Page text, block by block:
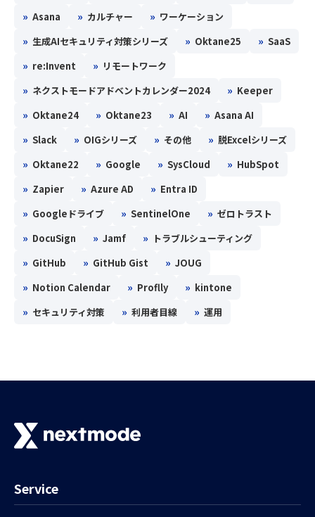
» Asana » カルチャー » ワーケーション
» 生成AIセキュリティ対策シリーズ » Oktane25 » SaaS
» re:Invent » リモートワーク
» ネクストモードアドベントカレンダー2024 » Keeper
» Oktane24 » Oktane23 » AI » Asana AI
» Slack » OIGシリーズ » その他 » 脱Excelシリーズ
» Oktane22 » Google » SysCloud » HubSpot
» Zapier » Azure AD » Entra ID
» Googleドライブ » SentinelOne » ゼロトラスト
» DocuSign » Jamf » トラブルシューティング
» GitHub » GitHub Gist » JOUG
» Notion Calendar » Proflly » kintone
» セキュリティ対策 » 利用者目線 » 運用
Service